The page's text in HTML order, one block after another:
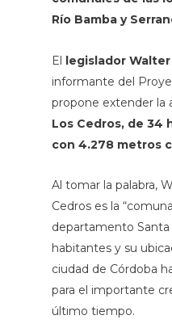
Río Bamba y
El legislador
informante del
propone extender la
Los Cedros, de 34
con 4.278 metros
Al tomar la palabra,
Cedros es la
departamento
habitantes y su
ciudad de Córdoba
para el importante
último tiempo.